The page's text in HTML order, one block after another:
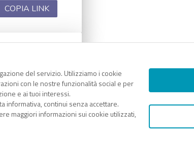
del servizio. Utilizziamo i cookie
con le nostre funzionalità social e per
e ai tuoi interessi.
informativa, continui senza accettare.
maggiori informazioni sui cookie utilizzati,
COPIA LINK